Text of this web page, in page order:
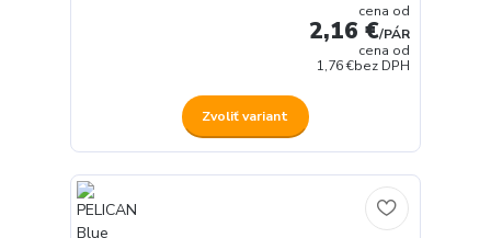
cena od
2,16 €/PÁR
cena od
1,76 €bez DPH
Zvoliť variant